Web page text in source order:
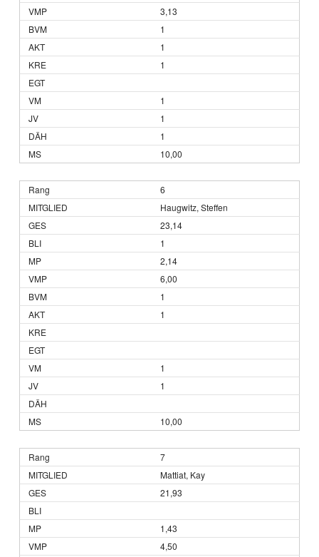
3,13
1
1
1
1
1
1
10,00
6
Haugwitz, Steffen
23,14
1
2,14
6,00
1
1
1
1
10,00
7
Mattiat, Kay
21,93
1,43
4,50